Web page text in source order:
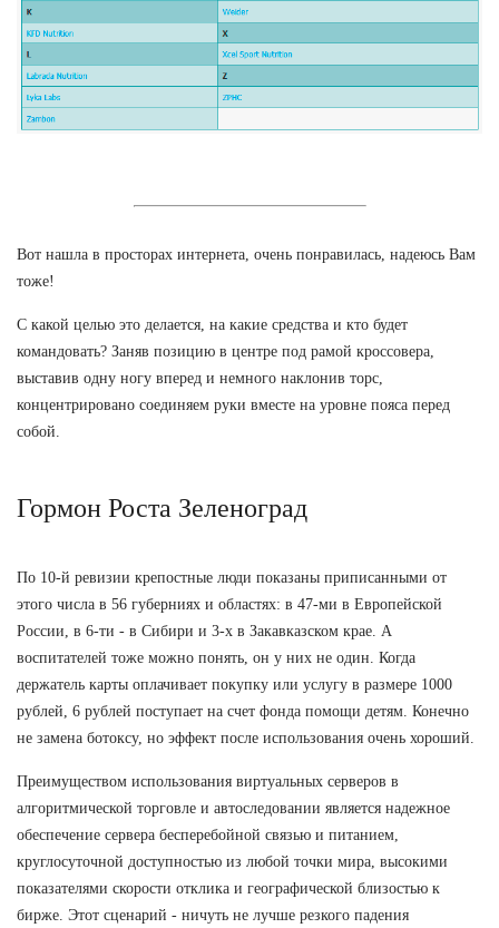
Вот нашла в просторах интернета, очень понравилась, надеюсь Вам
тоже!
С какой целью это делается, на какие средства и кто будет
командовать? Заняв позицию в центре под рамой кроссовера,
выставив одну ногу вперед и немного наклонив торс,
концентрировано соединяем руки вместе на уровне пояса перед
собой.
Гормон Роста Зеленоград
По 10-й ревизии крепостные люди показаны приписанными от
этого числа в 56 губерниях и областях: в 47-ми в Европейской
России, в 6-ти - в Сибири и 3-х в Закавказском крае. А
воспитателей тоже можно понять, он у них не один. Когда
держатель карты оплачивает покупку или услугу в размере 1000
рублей, 6 рублей поступает на счет фонда помощи детям. Конечно
не замена ботоксу, но эффект после использования очень хороший.
Преимуществом использования виртуальных серверов в
алгоритмической торговле и автоследовании является надежное
обеспечение сервера бесперебойной связью и питанием,
круглосуточной доступностью из любой точки мира, высокими
показателями скорости отклика и географической близостью к
бирже. Этот сценарий - ничуть не лучше резкого падения